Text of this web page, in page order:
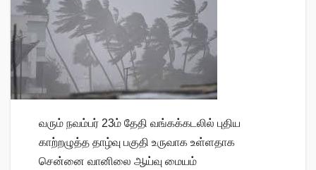
வரும் நவம்பர் 23ம் தேதி வங்கக்கடலில் புதிய
காற்றழுத்த தாழ்வு பகுதி உருவாக உள்ளதாக
சென்னை வானிலை ஆய்வு மையம்